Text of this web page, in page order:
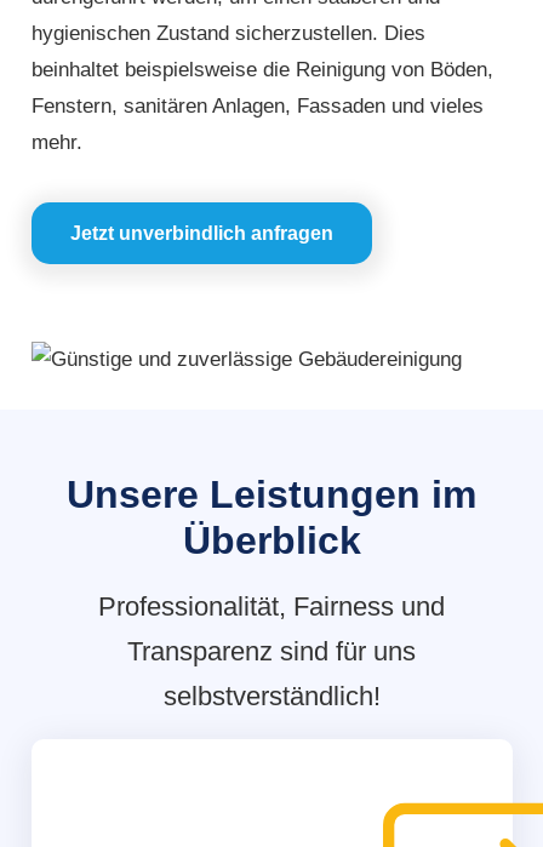
hygienischen Zustand sicherzustellen. Dies
beinhaltet beispielsweise die Reinigung von Böden,
Fenstern, sanitären Anlagen, Fassaden und vieles
mehr.
Jetzt unverbindlich anfragen
Unsere Leistungen im
Überblick
Professionalität, Fairness und
Transparenz sind für uns
selbstverständlich!